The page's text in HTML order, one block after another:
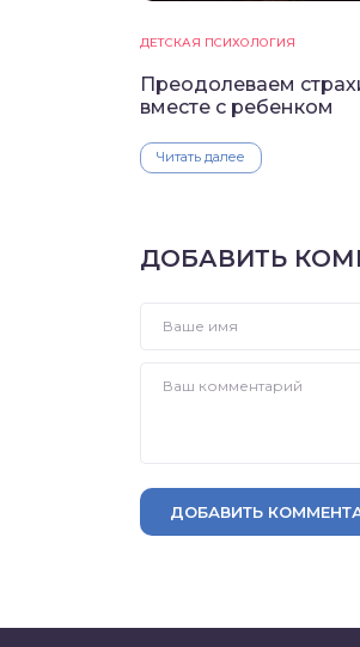
ДЕТСКАЯ ПСИХОЛОГИЯ
Преодолеваем
вместе с ребенком
Читать далее
ДОБАВИТЬ
ДОБАВИТЬ